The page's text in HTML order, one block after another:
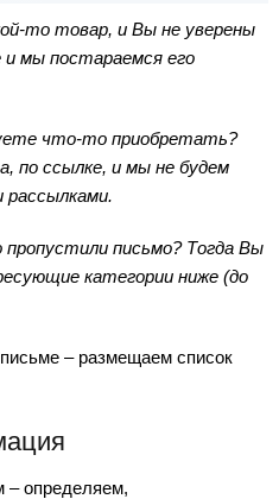
то товар, и Вы не уверены
мы постараемся его
что-то приобретать?
по ссылке, и мы не будем
рассылками.
письмо? Тогда Вы
категории ниже (до
– размещаем список
– определяем,